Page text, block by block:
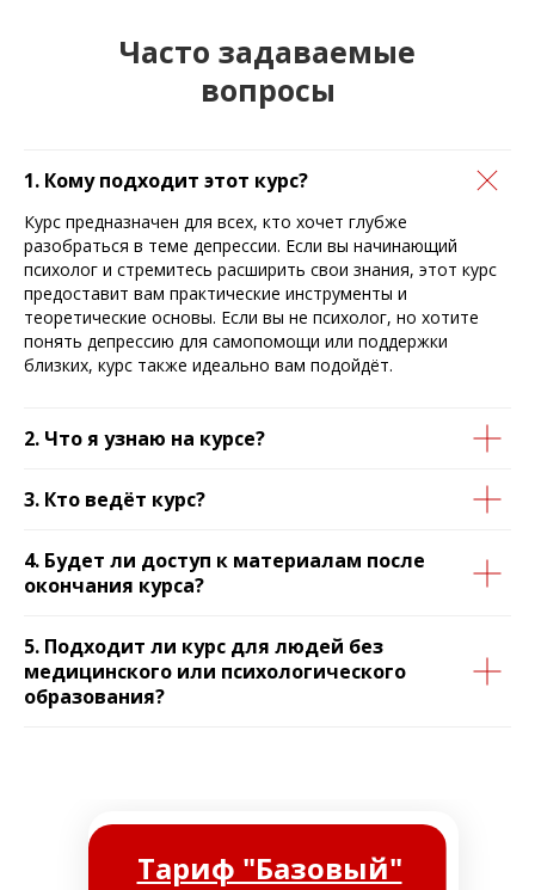
Часто задаваемые
вопросы
1. Кому подходит этот курс?
Курс предназначен для всех, кто хочет глубже
разобраться в теме депрессии. Если вы начинающий
психолог и стремитесь расширить свои знания, этот курс
предоставит вам практические инструменты и
теоретические основы. Если вы не психолог, но хотите
понять депрессию для самопомощи или поддержки
близких, курс также идеально вам подойдёт.
2. Что я узнаю на курсе?
3. Кто ведёт курс?
4. Будет ли доступ к материалам после
окончания курса?
5. Подходит ли курс для людей без
медицинского или психологического
образования?
Тариф "Базовый"